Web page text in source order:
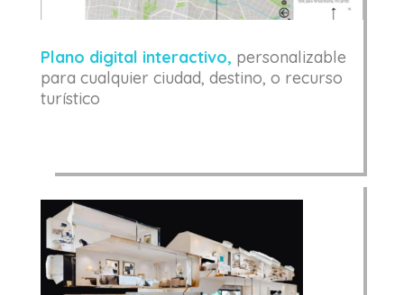
Plano digital interactivo, personalizable
para cualquier ciudad, destino, o recurso
turístico